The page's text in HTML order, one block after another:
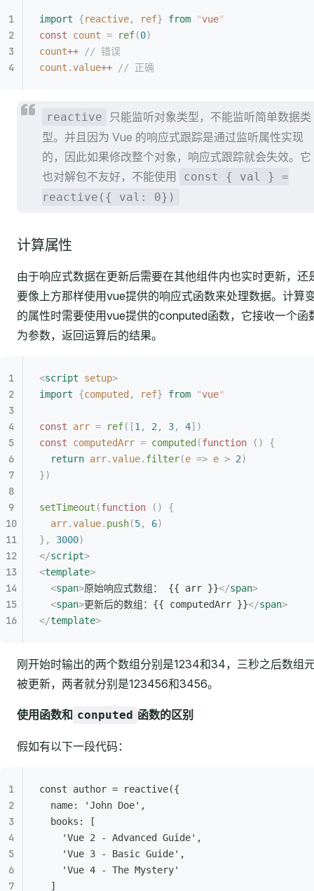
import {reactive, ref} from "vue"
const count = ref(0)
count++ // 错误
count .value++ // 正确
reactive
只能监听对象类型，不能监听简单数据类
型。并且因为 Vue 的响应式跟踪是通过监听属性实现
的，因此如果修改整个对象，响应式跟踪就会失效。它
也对解包不友好，不能使用
const { val } =
reactive({ val: 0})
计算属性
由于响应式数据在更新后需要在其他组件内也实时更新，还
要像上方那样使用vue提供的响应式函数来处理数据。计算
的属性时需要使用vue提供的conputed函数，它接收一个函
为参数，返回运算后的结果。
<script setup>
import {computed , ref} from "vue"
const arr = ref([1 , 2 , 3, 4])
const computedArr = computed (function ()
{
  return
arr.value. filter(e => e > 2)
})
setTimeout (function ()
{
  arr
.value. push(5, 6)
},
3000)
</script>
<template>
  <
span>原始响应式数组： {{ arr }}</span>
  <
span>更新后的数组：{{ computedArr }}</span>
</template>
刚开始时输出的两个数组分别是1234和34，三秒之后数组
被更新，两者就分别是123456和3456。
使用函数和 conputed 函数的区别
假如有以下一段代码：
const author = reactive({
  name: 'John Doe',
  books: [
    'Vue 2 - Advanced Guide',
    'Vue 3 - Basic Guide',
    'Vue 4 - The Mystery'
  ]